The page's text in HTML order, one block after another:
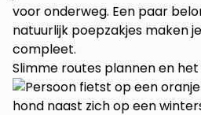
voor onderweg. Een paar
natuurlijk poepzakjes maken
compleet.
Slimme routes plannen en